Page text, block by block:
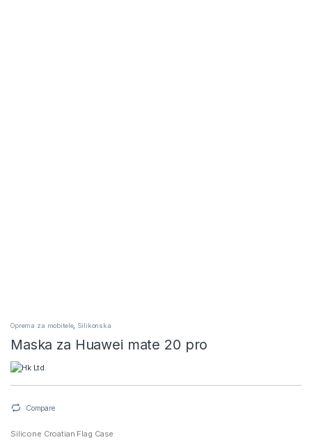
Oprema za mobitele, Silikonska
Maska za Huawei mate 20 pro
Compare
Silicone Croatian Flag Case